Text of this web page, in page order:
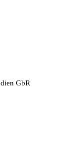
GbR